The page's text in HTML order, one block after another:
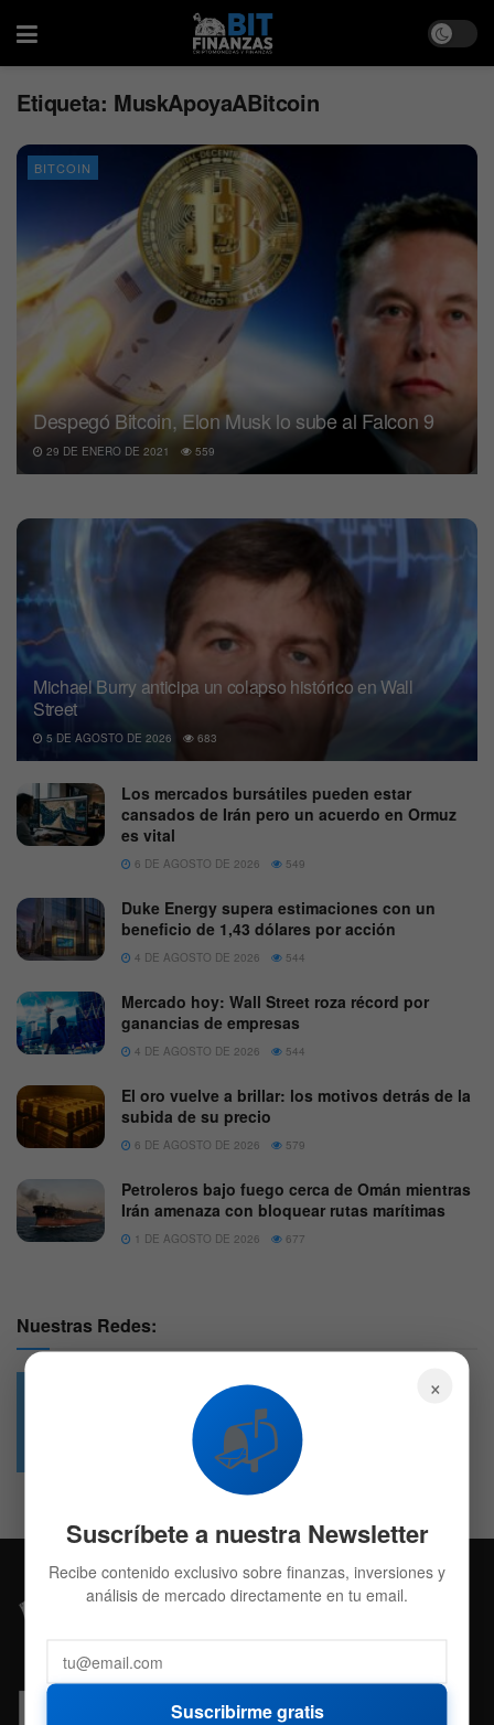
Etiqueta: MuskApoyaABitcoin
BITCOIN
Despegó Bitcoin, Elon Musk lo sube al Falcon 9
29 DE ENERO DE 2021 559
Michael Burry anticipa un colapso histórico en Wall
Street
5 DE AGOSTO DE 2026 683
Los mercados bursátiles pueden estar
cansados de Irán pero un acuerdo en Ormuz
es vital
6 DE AGOSTO DE 2026 549
Duke Energy supera estimaciones con un
beneficio de 1,43 dólares por acción
4 DE AGOSTO DE 2026 544
Mercado hoy: Wall Street roza récord por
ganancias de empresas
4 DE AGOSTO DE 2026 544
El oro vuelve a brillar: los motivos detrás de la
subida de su precio
6 DE AGOSTO DE 2026 579
Petroleros bajo fuego cerca de Omán mientras
Irán amenaza con bloquear rutas marítimas
1 DE AGOSTO DE 2026 677
Nuestras Redes:
4.7k
Followers
×
📬
Suscríbete a nuestra Newsletter
Recibe contenido exclusivo sobre finanzas, inversiones y
análisis de mercado directamente en tu email.
Suscribirme gratis